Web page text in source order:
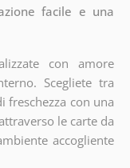
facile e una
con amore
Scegliete tra
con una
le carte da
accogliente